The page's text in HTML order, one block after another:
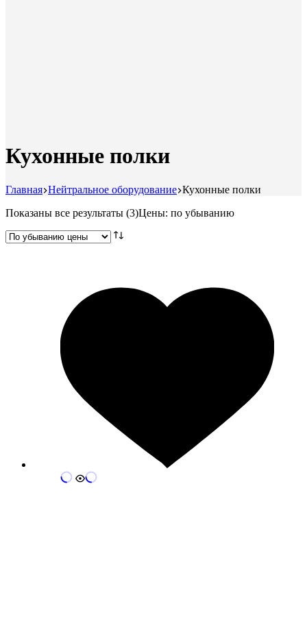
Кухонные полки
Главная Нейтральное оборудование Кухонные полки
Показаны все результаты (3)Цены: по убыванию